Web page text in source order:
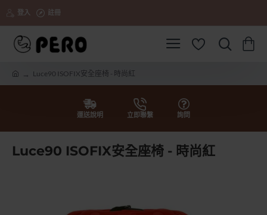
登入 註冊
Luce90 ISOFIX安全座椅 - 時尚紅
運送說明 立即聯繫 詢問
Luce90 ISOFIX安全座椅 - 時尚紅